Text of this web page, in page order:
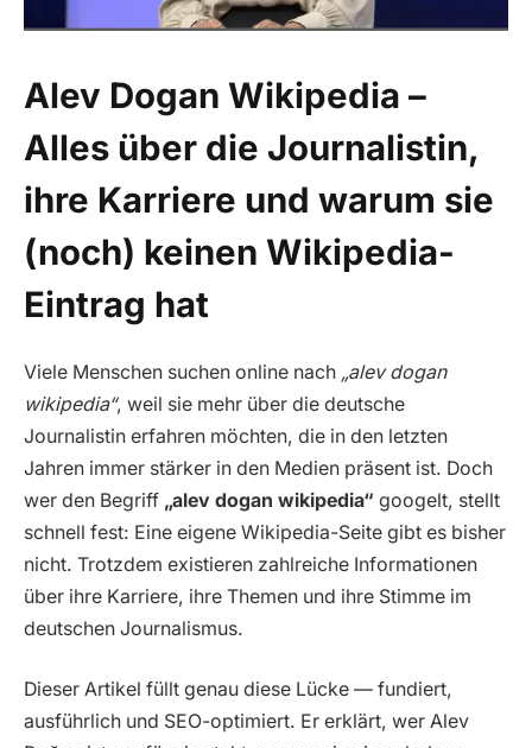
Alev Dogan Wikipedia –
Alles über die Journalistin,
ihre Karriere und warum sie
(noch) keinen Wikipedia-
Eintrag hat
Viele Menschen suchen online nach „alev dogan
wikipedia“, weil sie mehr über die deutsche
Journalistin erfahren möchten, die in den letzten
Jahren immer stärker in den Medien präsent ist. Doch
wer den Begriff „alev dogan wikipedia“ googelt, stellt
schnell fest: Eine eigene Wikipedia-Seite gibt es bisher
nicht. Trotzdem existieren zahlreiche Informationen
über ihre Karriere, ihre Themen und ihre Stimme im
deutschen Journalismus.
Dieser Artikel füllt genau diese Lücke — fundiert,
ausführlich und SEO-optimiert. Er erklärt, wer Alev